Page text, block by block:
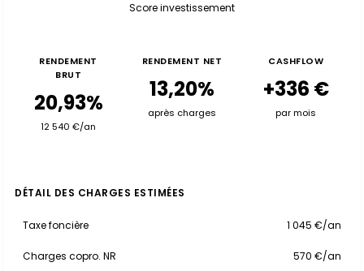
Score investissement
RENDEMENT
BRUT
20,93%
12 540 €/an
RENDEMENT NET
13,20%
après charges
CASHFLOW
+336 €
par mois
DÉTAIL DES CHARGES ESTIMÉES
Taxe foncière 1 045 €/an
Charges copro. NR 570 €/an